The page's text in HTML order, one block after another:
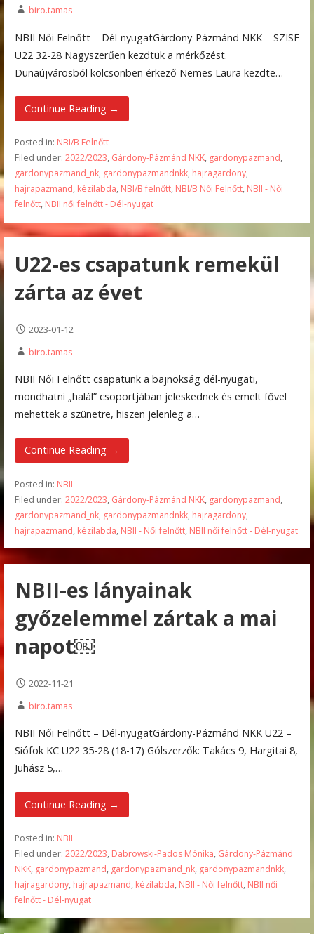
biro.tamas
NBII Női Felnőtt – Dél-nyugatGárdony-Pázmánd NKK – SZISE
U22 32-28 Nagyszerűen kezdtük a mérkőzést.
Dunaújvárosból kölcsönben érkező Nemes Laura kezdte…
Continue Reading →
Posted in: NBI/B Felnőtt
Filed under: 2022/2023, Gárdony-Pázmánd NKK, gardonypazmand,
gardonypazmand_nk, gardonypazmandnkk, hajragardony,
hajrapazmand, kézilabda, NBI/B felnőtt, NBI/B Női Felnőtt, NBII - Női
felnőtt, NBII női felnőtt - Dél-nyugat
U22-es csapatunk remekül
zárta az évet
2023-01-12
biro.tamas
NBII Női Felnőtt csapatunk a bajnokság dél-nyugati,
mondhatni „halál” csoportjában jeleskednek és emelt fővel
mehettek a szünetre, hiszen jelenleg a…
Continue Reading →
Posted in: NBII
Filed under: 2022/2023, Gárdony-Pázmánd NKK, gardonypazmand,
gardonypazmand_nk, gardonypazmandnkk, hajragardony,
hajrapazmand, kézilabda, NBII - Női felnőtt, NBII női felnőtt - Dél-nyugat
NBII-es lányainak
győzelemmel zártak a mai
napot￼
2022-11-21
biro.tamas
NBII Női Felnőtt – Dél-nyugatGárdony-Pázmánd NKK U22 –
Siófok KC U22 35-28 (18-17) Gólszerzők: Takács 9, Hargitai 8,
Juhász 5,…
Continue Reading →
Posted in: NBII
Filed under: 2022/2023, Dabrowski-Pados Mónika, Gárdony-Pázmánd
NKK, gardonypazmand, gardonypazmand_nk, gardonypazmandnkk,
hajragardony, hajrapazmand, kézilabda, NBII - Női felnőtt, NBII női
felnőtt - Dél-nyugat